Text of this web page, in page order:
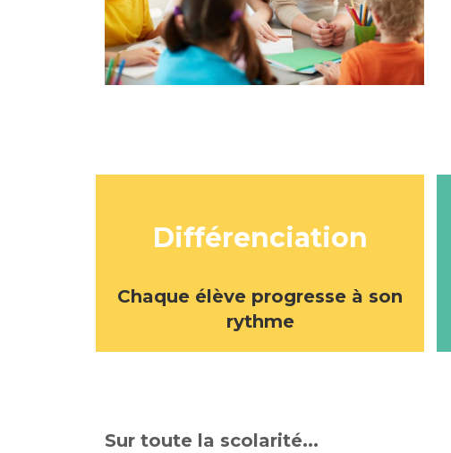
Différenciation
Chaque élève progresse à son
rythme
Sur toute la scolarité...